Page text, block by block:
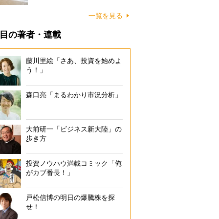
一覧を見る
の著者・連載
藤川里絵「さあ、投資を始めよ
う！」
森口亮「まるわかり市況分析」
大前研一「ビジネス新大陸」の
歩き方
投資ノウハウ満載コミック「俺
がカブ番長！」
戸松信博の明日の爆騰株を探
せ！